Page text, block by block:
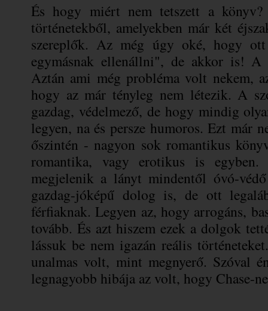
És hogy miért nem tetszett a
történetekből, amelyekben már két
szereplők. Az még úgy oké, hogy
egymásnak ellenállni", de akkor is! A
Aztán ami még probléma volt nekem,
hogy az már tényleg nem létezik. A
gazdag, védelmező, de hogy mindig
legyen, na és persze humoros. Ezt már
őszintén - nagyon sok romantikus
romantika, vagy erotikus is
megjelenik a lányt mindentől óvó-
gazdag-jóképű dolog is, de ott
férfiaknak. Legyen az, hogy arrogáns,
tovább. És azt hiszem ezek a dolgok
lássuk be nem igazán reális
unalmas volt, mint megnyerő. Szóval
legnagyobb hibája az volt, hogy Chase-